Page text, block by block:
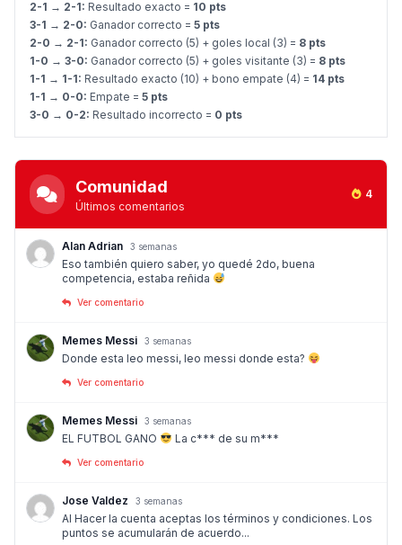
2-1 → 2-1: Resultado exacto = 10 pts
3-1 → 2-0: Ganador correcto = 5 pts
2-0 → 2-1: Ganador correcto (5) + goles local (3) = 8 pts
1-0 → 3-0: Ganador correcto (5) + goles visitante (3) = 8 pts
1-1 → 1-1: Resultado exacto (10) + bono empate (4) = 14 pts
1-1 → 0-0: Empate = 5 pts
3-0 → 0-2: Resultado incorrecto = 0 pts
Comunidad
Últimos comentarios
4
Alan Adrian 3 semanas
Eso también quiero saber, yo quedé 2do, buena
competencia, estaba reñida
Ver comentario
Memes Messi 3 semanas
Donde esta leo messi, leo messi donde esta?
Ver comentario
Memes Messi 3 semanas
EL FUTBOL GANO La c*** de su m***
Ver comentario
Jose Valdez 3 semanas
Al Hacer la cuenta aceptas los términos y condiciones. Los
puntos se acumularán de acuerdo...